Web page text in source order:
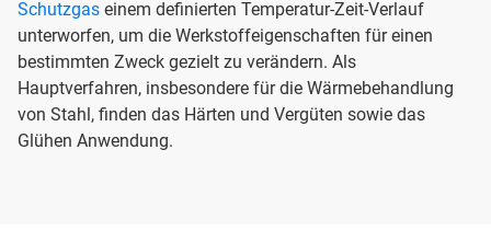
Schutzgas einem definierten Temperatur-Zeit-Verlauf
unterworfen, um die Werkstoffeigenschaften für einen
bestimmten Zweck gezielt zu verändern. Als
Hauptverfahren, insbesondere für die Wärmebehandlung
von Stahl, finden das Härten und Vergüten sowie das
Glühen Anwendung.